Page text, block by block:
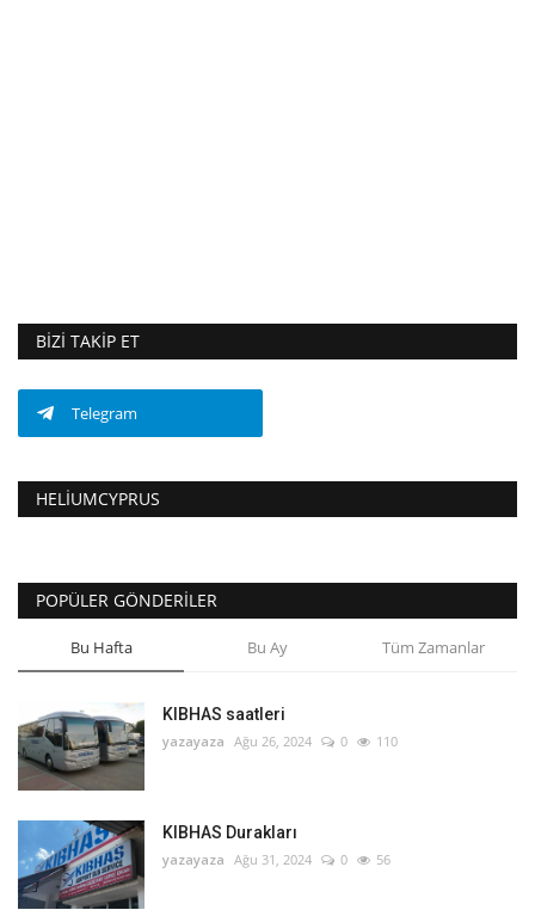
BIZI TAKIP ET
Telegram
HELIUMCYPRUS
POPÜLER GÖNDERILER
Bu Hafta Bu Ay Tüm Zamanlar
KIBHAS saatleri
yazayaza Ağu 26, 2024 0 110
KIBHAS Durakları
yazayaza Ağu 31, 2024 0 56